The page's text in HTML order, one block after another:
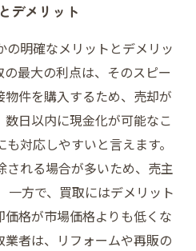
デメリット
の明確なメリットとデメリッ
の最大の利点は、そのスピー
物件を購入するため、売却が
日以内に現金化が可能なこ
対応しやすいと言えます。
される場合が多いため、売主
一方で、買取にはデメリット
格が市場価格よりも低くな
業者は、リフォームや再販の